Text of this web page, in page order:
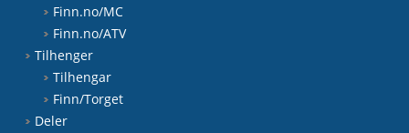
Finn.no/MC
Finn.no/ATV
Tilhenger
Tilhengar
Finn/Torget
Deler